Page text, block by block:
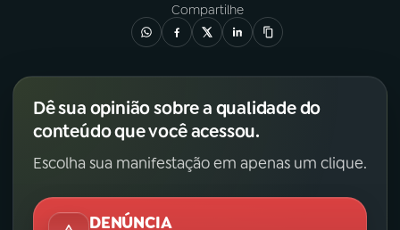
Compartilhe
Dê sua opinião sobre a qualidade do
conteúdo que você acessou.
Escolha sua manifestação em apenas um clique.
DENÚNCIA